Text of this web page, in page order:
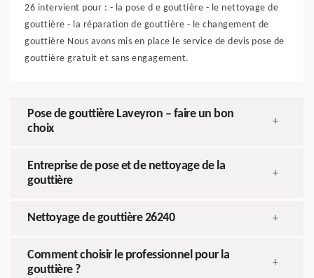
26 intervient pour : - la pose d e gouttière - le nettoyage de
gouttière - la réparation de gouttière - le changement de
gouttière Nous avons mis en place le service de devis pose de
gouttière gratuit et sans engagement.
Pose de gouttière Laveyron – faire un bon
choix
+
Entreprise de pose et de nettoyage de la
gouttière
+
Nettoyage de gouttière 26240 +
Comment choisir le professionnel pour la
gouttière ?
+